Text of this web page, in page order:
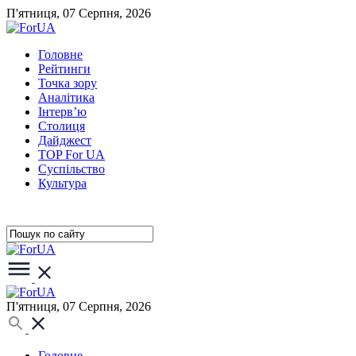
П'ятниця, 07 Серпня, 2026
Головне
Рейтинги
Точка зору
Аналітика
Інтерв’ю
Столиця
Дайджест
TOP For UA
Суспiльство
Культура
П'ятниця, 07 Серпня, 2026